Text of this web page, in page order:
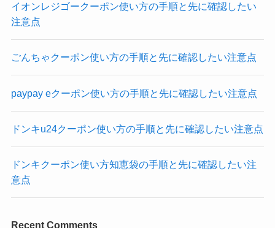
イオンレジゴークーポン使い方の手順と先に確認したい
注意点
ごんちゃクーポン使い方の手順と先に確認したい注意点
paypay eクーポン使い方の手順と先に確認したい注意点
ドンキu24クーポン使い方の手順と先に確認したい注意点
ドンキクーポン使い方知恵袋の手順と先に確認したい注
意点
Recent Comments